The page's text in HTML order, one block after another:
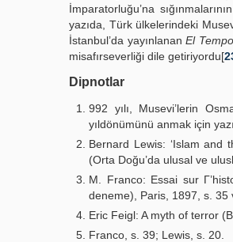
İmparatorluğu’na
yazıda, Türk ülkelerindeki
İstanbul’da yayınlananEl Tempo
misafırseverliği dile getiriyordu[
Dipnotlar
992 yılı, Musevi’lerin
yıldönümünü anmak için
Bernard Lewis: ‘Islam and
(Orta Doğu’da ulusal ve
M. Franco: Essai sur
deneme), Paris, 1897, s. 35
Eric Feigl: A myth of terror
Franco, s. 39; Lewis, s. 20.